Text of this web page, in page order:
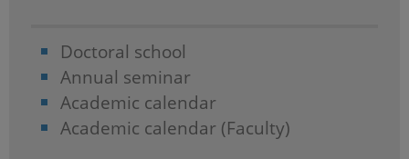
Doctoral school
Annual seminar
Academic calendar
Academic calendar (Faculty)